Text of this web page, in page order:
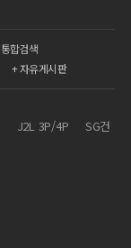
통합검색
자유게시판
J2L 3P/4P
SG건